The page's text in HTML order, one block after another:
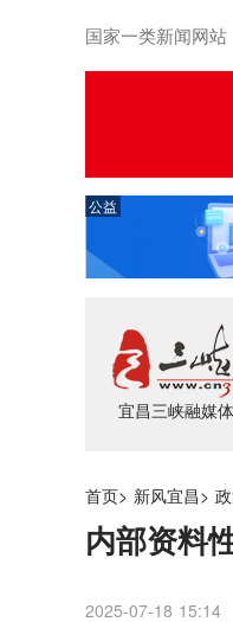
国家一类新闻网
公益
宜昌三峡融媒
首页> 新风宜昌>
内部资料
2025-07-18 15:14